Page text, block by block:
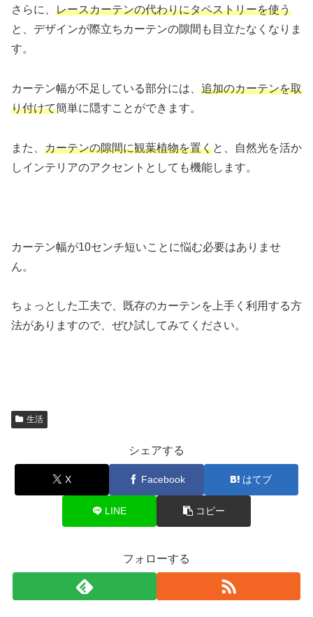
さらに、 レースカーテンの代わりにタペストリーを使う
と、デザインが際立ちカーテンの隙間も目立たなくなりま
す。
カーテン幅が不足している部分には、 追加のカーテンを取
り付けて簡単に隠すことができます。
また、 カーテンの隙間に観葉植物を置くと、自然光を活か
しインテリアのアクセントとしても機能します。
カーテン幅が10センチ短いことに悩む必要はありませ
ん。
ちょっとした工夫で、既存のカーテンを上手く利用する方
法がありますので、ぜひ試してみてください。
生活
シェアする
X Facebook はてブ
LINE コピー
フォローする